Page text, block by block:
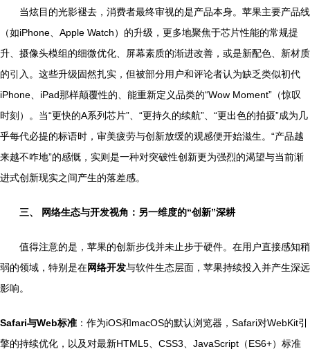
当炫目的光影褪去，消费者最终审视的是产品本身。苹果主要产品线
（如iPhone、Apple Watch）的升级，更多地聚焦于芯片性能的常规提
升、摄像头模组的细微优化、屏幕素质的渐进改善，或是新配色、新材质
的引入。这些升级固然扎实，但被部分用户和评论者认为缺乏类似初代
iPhone、iPad那样颠覆性的、能重新定义品类的“Wow Moment”（惊叹
时刻）。当“更快的A系列芯片”、“更持久的续航”、“更出色的拍摄”成为几
乎每代必提的标语时，审美疲劳与创新放缓的观感便开始滋生。“产品越
来越不咋地”的感慨，实则是一种对突破性创新更为强烈的渴望与当前渐
进式创新现实之间产生的落差感。
三、 网络生态与开发视角：另一维度的“创新”深耕
值得注意的是，苹果的创新步伐并未止步于硬件。在用户直接感知稍
弱的领域，特别是在网络开发与软件生态层面，苹果持续投入并产生深远
影响。
Safari与Web标准 ：作为iOS和macOS的默认浏览器，Safari对WebKit引
擎的持续优化，以及对最新HTML5、CSS3、JavaScript（ES6+）标准